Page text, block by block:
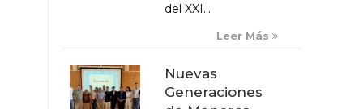
del XXI...
Leer Más
Nuevas
Generaciones